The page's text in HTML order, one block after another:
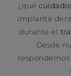
¿qué
implante
durante el
Desde